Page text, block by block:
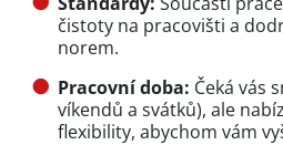
čistoty na pracovišti a
norem.
Pracovní doba: Čeká vás
víkendů a svátků), ale
flexibility, abychom vám